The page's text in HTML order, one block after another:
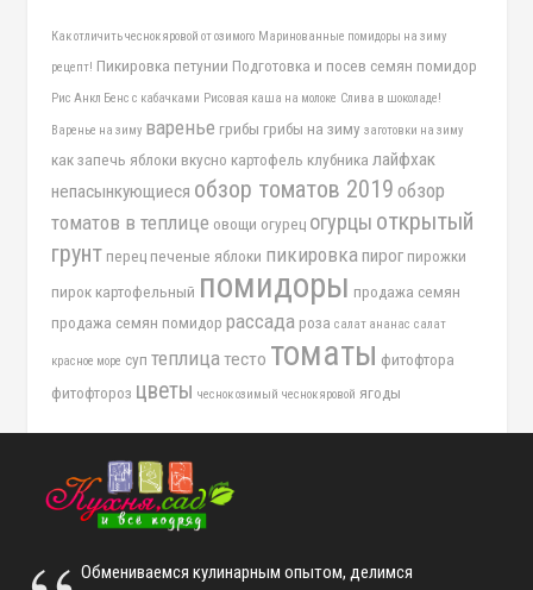
Как отличить чеснок яровой от озимого Маринованные помидоры на зиму
рецепт! Пикировка петунии Подготовка и посев семян помидор
Рис Анкл Бенс с кабачками Рисовая каша на молоке Слива в шоколаде!
Варенье на зиму варенье грибы грибы на зиму заготовки на зиму
как запечь яблоки вкусно картофель клубника лайфхак
непасынкующиеся обзор томатов 2019 обзор
томатов в теплице овощи огурец огурцы открытый
грунт перец печеные яблоки пикировка пирог пирожки
пирок картофельный помидоры продажа семян
продажа семян помидор рассада роза салат ананас салат
красное море суп теплица тесто томаты фитофтора
фитофтороз цветы чеснок озимый чеснок яровой ягоды
Обмениваемся кулинарным опытом, делимся